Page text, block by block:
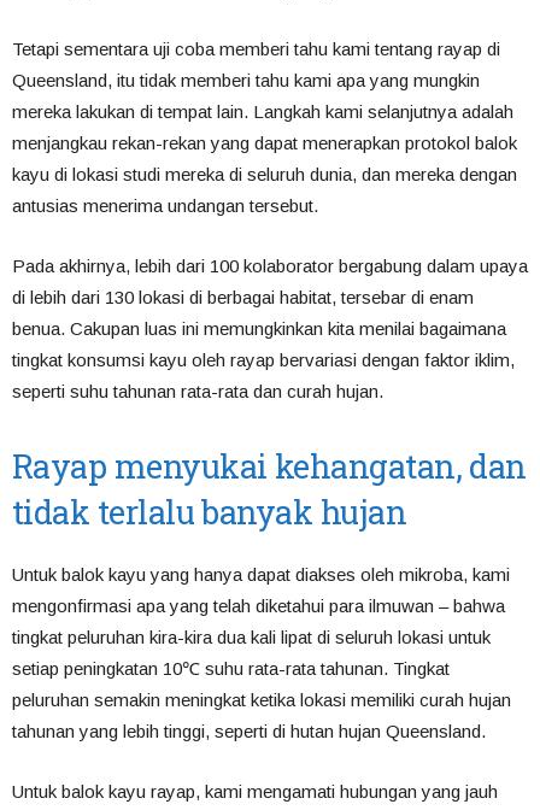
Tetapi sementara uji coba memberi tahu kami tentang rayap di
Queensland, itu tidak memberi tahu kami apa yang mungkin
mereka lakukan di tempat lain. Langkah kami selanjutnya adalah
menjangkau rekan-rekan yang dapat menerapkan protokol balok
kayu di lokasi studi mereka di seluruh dunia, dan mereka dengan
antusias menerima undangan tersebut.
Pada akhirnya, lebih dari 100 kolaborator bergabung dalam upaya
di lebih dari 130 lokasi di berbagai habitat, tersebar di enam
benua. Cakupan luas ini memungkinkan kita menilai bagaimana
tingkat konsumsi kayu oleh rayap bervariasi dengan faktor iklim,
seperti suhu tahunan rata-rata dan curah hujan.
Rayap menyukai kehangatan, dan
tidak terlalu banyak hujan
Untuk balok kayu yang hanya dapat diakses oleh mikroba, kami
mengonfirmasi apa yang telah diketahui para ilmuwan – bahwa
tingkat peluruhan kira-kira dua kali lipat di seluruh lokasi untuk
setiap peningkatan 10℃ suhu rata-rata tahunan. Tingkat
peluruhan semakin meningkat ketika lokasi memiliki curah hujan
tahunan yang lebih tinggi, seperti di hutan hujan Queensland.
Untuk balok kayu rayap, kami mengamati hubungan yang jauh